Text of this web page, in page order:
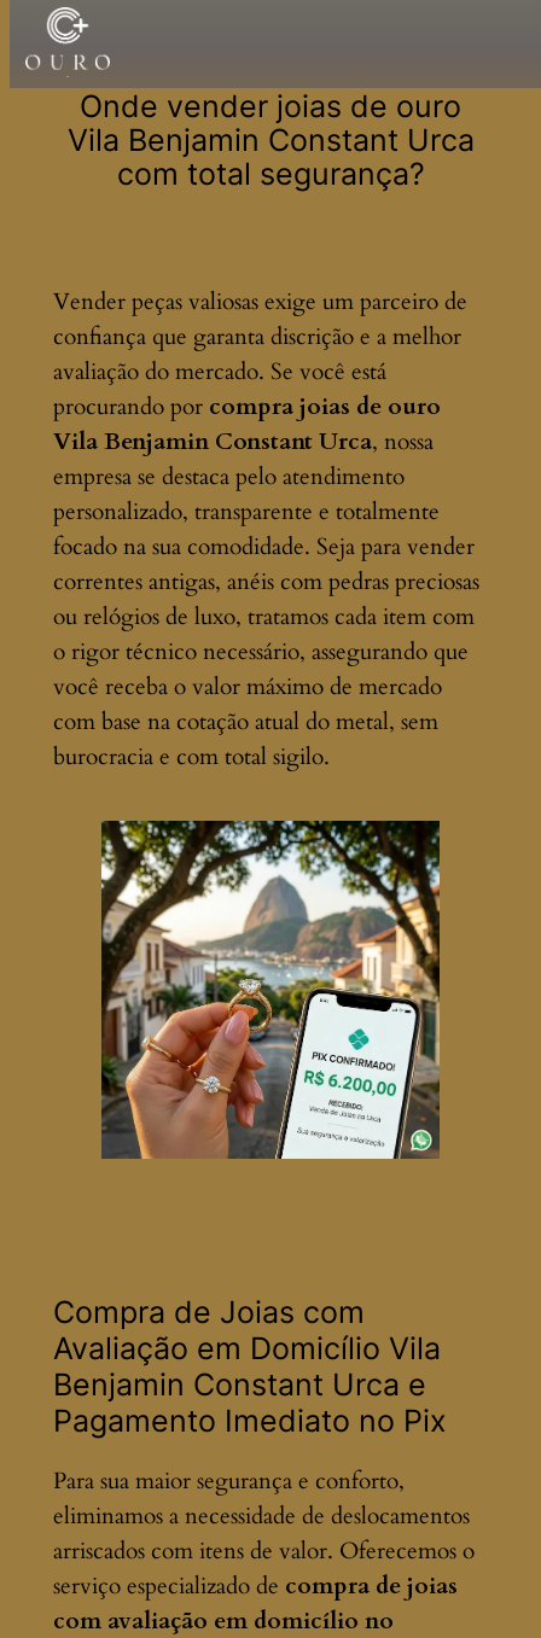
Pular
para
conteúdo
Onde vender joias de ouro
Vila Benjamin Constant Urca
com total segurança?
Vender peças valiosas exige um parceiro de
confiança que garanta discrição e a melhor
avaliação do mercado. Se você está
procurando por compra joias de ouro
Vila Benjamin Constant Urca, nossa
empresa se destaca pelo atendimento
personalizado, transparente e totalmente
focado na sua comodidade. Seja para vender
correntes antigas, anéis com pedras preciosas
ou relógios de luxo, tratamos cada item com
o rigor técnico necessário, assegurando que
você receba o valor máximo de mercado
com base na cotação atual do metal, sem
burocracia e com total sigilo.
Compra de Joias com
Avaliação em Domicílio Vila
Benjamin Constant Urca e
Pagamento Imediato no Pix
Para sua maior segurança e conforto,
eliminamos a necessidade de deslocamentos
arriscados com itens de valor. Oferecemos o
serviço especializado de compra de joias
com avaliação em domicílio no